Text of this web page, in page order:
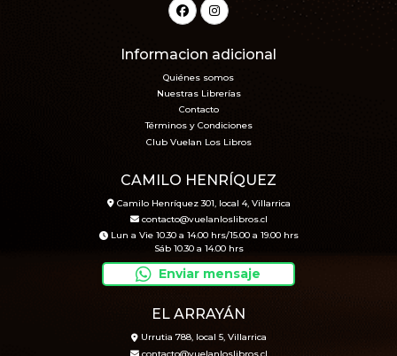
Informacion adicional
Quiénes somos
Nuestras Librerías
Contacto
Términos y Condiciones
Club Vuelan Los Libros
CAMILO HENRÍQUEZ
Camilo Henríquez 301, local 4, Villarrica
contacto@vuelanloslibros.cl
Lun a Vie 10.30 a 14.00 hrs/15.00 a 19.00 hrs
Sáb 10.30 a 14.00 hrs
Enviar mensaje
EL ARRAYÁN
Urrutia 788, local 5, Villarrica